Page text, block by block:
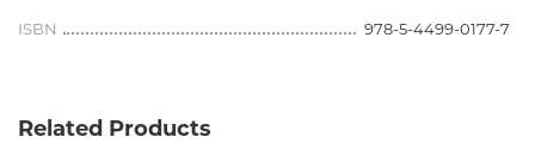
ISBN 978-5-4499-0177-7
Related Products